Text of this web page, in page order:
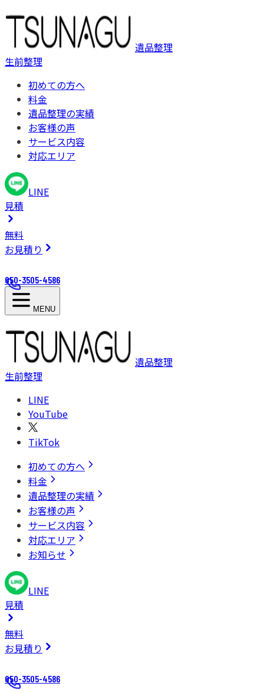
遺品整理
生前整理
初めての方へ
料金
遺品整理の実績
お客様の声
サービス内容
対応エリア
LINE
見積
無料
お見積り
050-3505-4586
MENU
遺品整理
生前整理
LINE
YouTube
TikTok
初めての方へ
料金
遺品整理の実績
お客様の声
サービス内容
対応エリア
お知らせ
LINE
見積
無料
お見積り
050-3505-4586